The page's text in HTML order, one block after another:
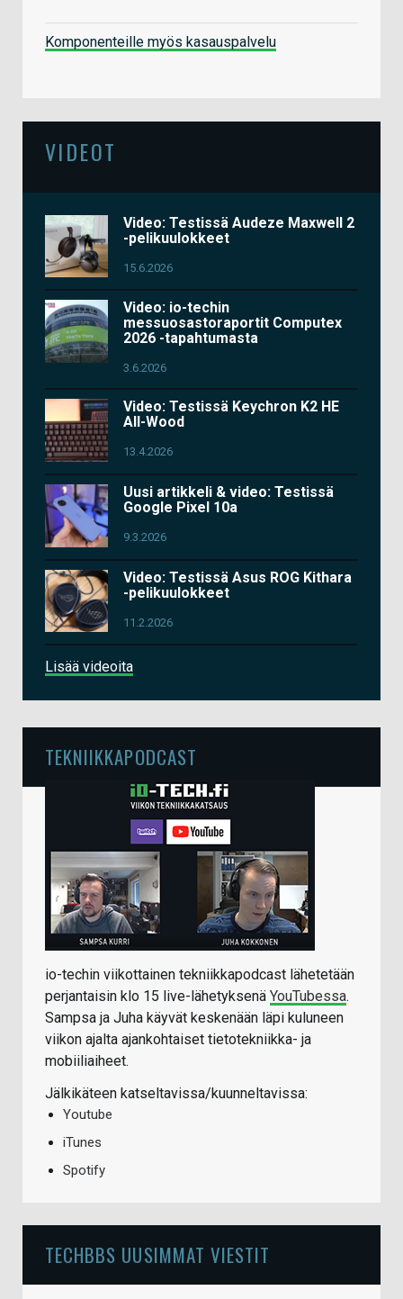
Komponenteille myös kasauspalvelu
VIDEOT
Video: Testissä Audeze Maxwell 2
-pelikuulokkeet
15.6.2026
Video: io-techin
messuosastoraportit Computex
2026 -tapahtumasta
3.6.2026
Video: Testissä Keychron K2 HE
All-Wood
13.4.2026
Uusi artikkeli & video: Testissä
Google Pixel 10a
9.3.2026
Video: Testissä Asus ROG Kithara
-pelikuulokkeet
11.2.2026
Lisää videoita
TEKNIIKKAPODCAST
io-techin viikottainen tekniikkapodcast lähetetään
perjantaisin klo 15 live-lähetyksenä YouTubessa.
Sampsa ja Juha käyvät keskenään läpi kuluneen
viikon ajalta ajankohtaiset tietotekniikka- ja
mobiiliaiheet.
Jälkikäteen katseltavissa/kuunneltavissa:
Youtube
iTunes
Spotify
TECHBBS UUSIMMAT VIESTIT